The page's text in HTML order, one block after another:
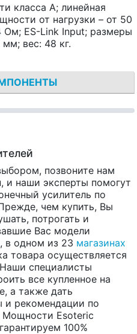
класса А; линейная
от нагрузки – от 50
ES-Link Input; размеры
вес: 48 кг.
позвоните нам
и наши эксперты помогут
усилитель по
чем купить, Вы
потрогать и
Вас модели
в одном из 23 магазинах
товара осуществляется
специалисты
все купленное на
а также дать
и рекомендации по
Мощности Esoteric
100%